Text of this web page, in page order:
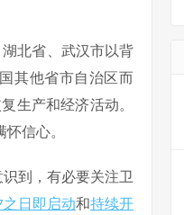
北省、武汉市以背
其他省市自治区而
生产和经济活动。
信心。
到，有必要关注卫
之日即启动和持续开